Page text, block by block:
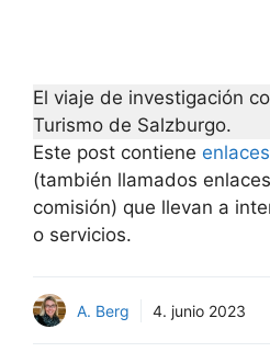
El viaje de investigación
Turismo de Salzburgo.
Este post contiene
(también llamados
comisión) que llevan a
o servicios.
A. Berg 4. junio 2023